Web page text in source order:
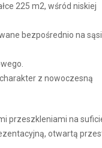
225 m2, wśród niskiej
bezpośrednio na
z nowoczesną
przeszkleniami na
otwartą